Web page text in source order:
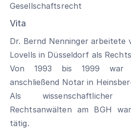
Gesellschaftsrecht
Vita
Dr. Bernd Nenninger arbeitete
Lovells in Düsseldorf als
Von 1993 bis 1999 war
anschließend Notar in
Als
Rechtsanwälten am BGH
tätig.